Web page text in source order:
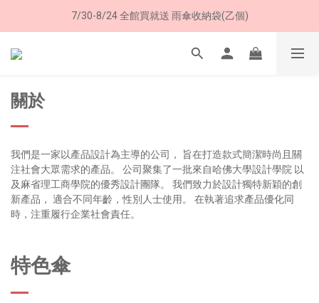
8/8 父親節限定 超商取貨免運費
7/30-8/24 全館買就送 雨傘收納袋(乙個)
8/8 父親節限定 超商取貨免運費
關於
我們是一家以產品設計為主導的公司， 旨在打造款式簡潔時尚且關
注社會大眾需求的產品。 公司聚集了一批來自哈佛大學設計學院 以
及麻省理工商學院的優秀設計團隊。 我們致力於設計獨特新穎的創
新產品， 適合不同年齡，性別人士使用。 在執著追求產品優化同
時，注重履行企業社會責任。
特色傘